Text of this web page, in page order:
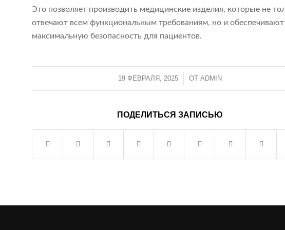
Это позволяет производить медицинские изделия, которые не
отвечают всем функциональным требованиям, но и обеспечивают
максимальную безопасность для пациентов.
19 ФЕВРАЛЯ, 2025
/ ОТ ADMIN
ПОДЕЛИТЬСЯ ЗАПИСЬЮ